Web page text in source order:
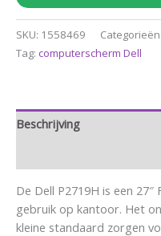
SKU: 1558469 Categorieën:
Tag: computerscherm Dell
Beschrijving
De Dell P2719H is een
gebruik op kantoor. Het
kleine standaard zorgen